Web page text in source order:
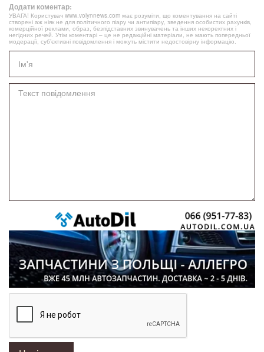
Додати коментар:
УВАГА! Користувач www.volynnews.com має розуміти, що коментування на сайті
створені аж ніяк не для політичного піару чи антипіару, зведення особистих рахунків,
комерційної реклами, образ, безпідставних звинувачень та інших некоректних і
негідних речей. Утім коментарі – це не редакційні матеріали, не мають попередньої
модерації, суб’єктивні повідомлення і можуть містити недостовірну інформацію.